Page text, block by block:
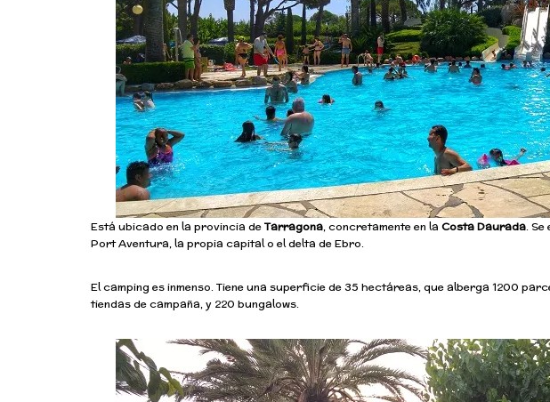
Está ubicado en la provincia deTarragona, concretamente en la Costa Daurada.
Port Aventura, la propia capital o el delta de Ebro.
El camping es inmenso. Tiene una superficie de 35 hectáreas, que alberga 1200
tiendas de campaña, y 220 bungalows.